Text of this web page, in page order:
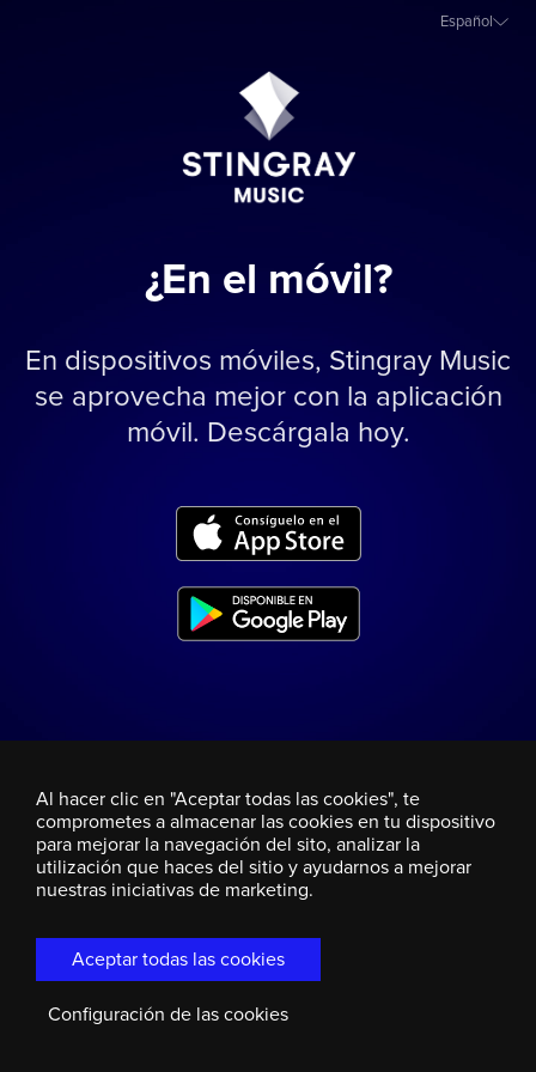
Español
¿En el móvil?
En dispositivos móviles, Stingray Music
se aprovecha mejor con la aplicación
móvil. Descárgala hoy.
Al hacer clic en "Aceptar todas las cookies", te
comprometes a almacenar las cookies en tu dispositivo
para mejorar la navegación del sito, analizar la
utilización que haces del sitio y ayudarnos a mejorar
nuestras iniciativas de marketing.
Aceptar todas las cookies
Configuración de las cookies